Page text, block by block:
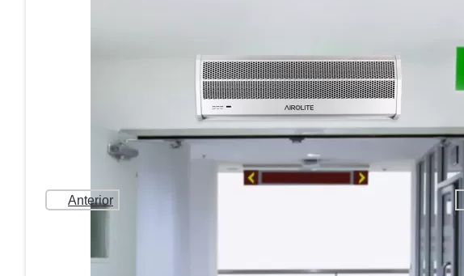
Anterior